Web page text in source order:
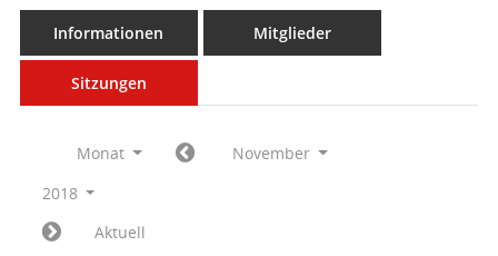
Informationen Mitglieder
Sitzungen
Monat
November
2018
Aktuell